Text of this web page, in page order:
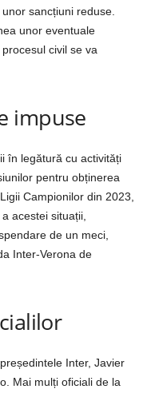
sancțiuni reduse.
unor eventuale
civil se va
impuse
în legătură cu activități
pentru obținerea
Campionilor din 2023,
acestei situații,
de un meci,
Inter-Verona de
Inter, Javier
Mai mulți oficiali de la